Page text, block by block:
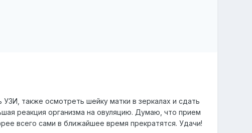
также осмотреть шейку матки в зеркалах и сдать
реакция организма на овуляцию. Думаю, что прием
всего сами в ближайшее время прекратятся. Удачи!